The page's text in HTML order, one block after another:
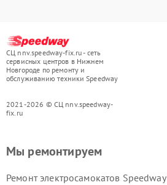
СЦ nnv.speedway-fix.ru - сеть
сервисных центров в Нижнем
Новгороде по ремонту и
обслуживанию техники Speedway
2021-2026 © СЦ nnv.speedway-
fix.ru
Мы ремонтируем
Ремонт электросамокатов Speedway